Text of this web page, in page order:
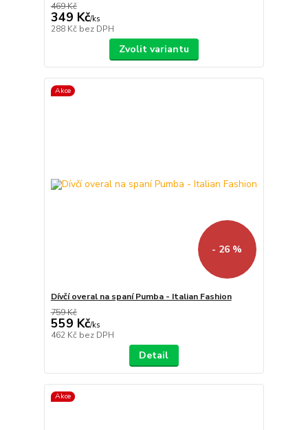
469 Kč
349 Kč/ks
288 Kč bez DPH
Zvolit variantu
Akce
- 26 %
Dívčí overal na spaní Pumba - Italian Fashion
759 Kč
559 Kč/ks
462 Kč bez DPH
Detail
Akce